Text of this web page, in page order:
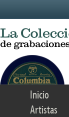
Inicio
Artistas